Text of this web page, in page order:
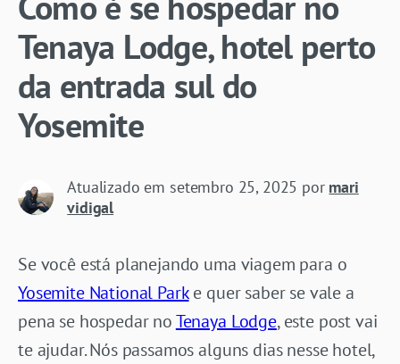
Tenaya Lodge, hotel perto
da entrada sul do
Yosemite
Atualizado em setembro 25, 2025 por mari
vidigal
Se você está planejando uma viagem para o
Yosemite National Parke quer saber se vale a
pena se hospedar noTenaya Lodge, este post vai
te ajudar. Nós passamos alguns dias nesse hotel,